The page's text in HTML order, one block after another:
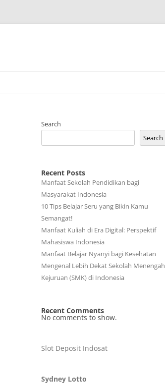
Search
Search
Recent Posts
Manfaat Sekolah Pendidikan bagi
Masyarakat Indonesia
10 Tips Belajar Seru yang Bikin Kamu
Semangat!
Manfaat Kuliah di Era Digital: Perspektif
Mahasiswa Indonesia
Manfaat Belajar Nyanyi bagi Kesehatan
Mengenal Lebih Dekat Sekolah Menengah
Kejuruan (SMK) di Indonesia
Recent Comments
No comments to show.
Slot Deposit Indosat
Sydney Lotto